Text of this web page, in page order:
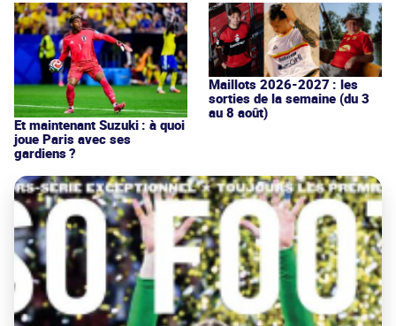
Et maintenant Suzuki : à quoi
joue Paris avec ses
gardiens ?
Maillots 2026-2027 : les
sorties de la semaine (du 3
au 8 août)